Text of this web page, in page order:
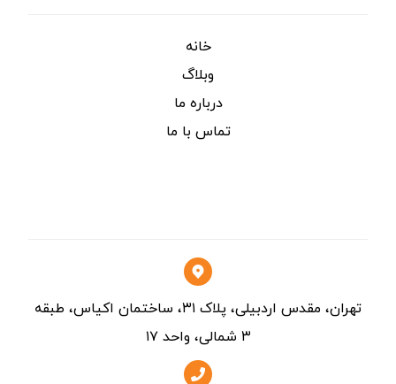
خانه
وبلاگ
درباره ما
تماس با ما
تهران، مقدس اردبیلی، پلاک ۳۱، ساختمان اکیاس، طبقه
۳ شمالی، واحد ۱۷